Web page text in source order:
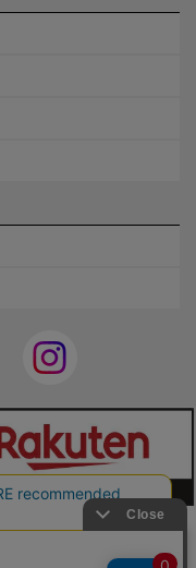
製・転載を禁止します。